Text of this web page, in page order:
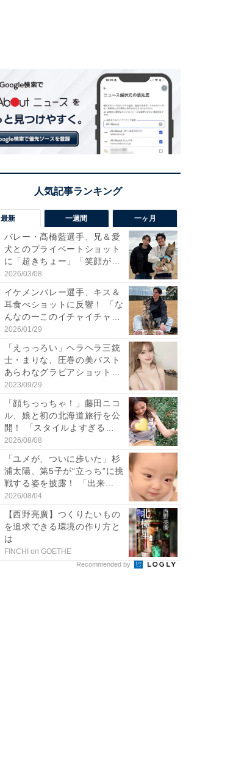
最新 一週間 一ヶ月
バレー・髙橋藍選手、兄＆愛
犬とのプライベートショット
に「超きちょー」「笑顔が見
れ...
2026/03/08
イケメンバレー選手、キス＆
耳食べショットに反響！ 「な
んなのーこのイチャイチャ
感...
2026/01/29
「えっっろい」ヘラヘラ三銃
士・まりな、圧巻の美バスト
あらわなグラビアショット公
開...
2023/09/29
「顔ちっっちゃ！」藤田ニコ
ル、娘と初の北海道旅行を公
開！ 「スタイルよすぎる
よ〜...
2026/08/08
「ユメが、ついに歩いた」杉
浦太陽、第5子が“立っち”に挑
戦する姿を披露！ 「出来...
2026/08/04
【西野亮廣】つくりたいもの
を追求できる環境の作り方と
は
FINCHI on GOETHE
Recommended by